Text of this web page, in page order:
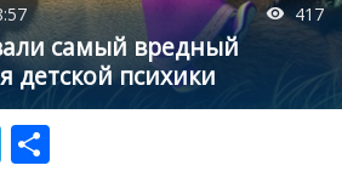
417
самый вредный
детской психики